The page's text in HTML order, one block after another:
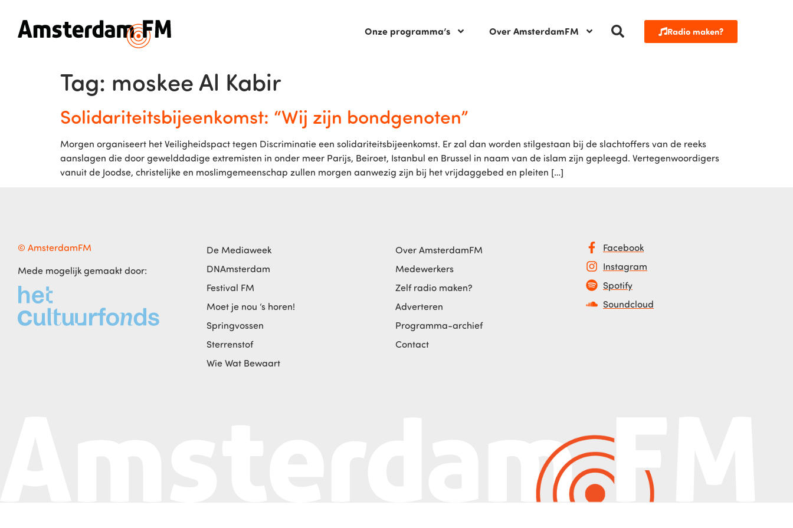
Onze programma’s Over AmsterdamFM Radio maken?
Tag: moskee Al Kabir
Solidariteitsbijeenkomst: “Wij zijn bondgenoten”
Morgen organiseert het Veiligheidspact tegen Discriminatie een solidariteitsbijeenkomst. Er zal dan worden stilgestaan bij de slachtoffers van de reeks
aanslagen die door gewelddadige extremisten in onder meer Parijs, Beiroet, Istanbul en Brussel in naam van de islam zijn gepleegd. Vertegenwoordigers
vanuit de Joodse, christelijke en moslimgemeenschap zullen morgen aanwezig zijn bij het vrijdaggebed en pleiten […]
© AmsterdamFM
Mede mogelijk gemaakt door:
De Mediaweek
DNAmsterdam
Festival FM
Moet je nou ‘s horen!
Springvossen
Sterrenstof
Wie Wat Bewaart
Over AmsterdamFM
Medewerkers
Zelf radio maken?
Adverteren
Programma-archief
Contact
Facebook
Instagram
Spotify
Soundcloud